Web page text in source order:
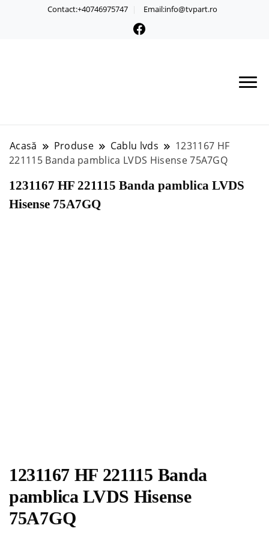
Contact:+40746975747 Email:info@tvpart.ro
Acasă Produse Cablu lvds
1231167 HF
221115 Banda pamblica LVDS Hisense 75A7GQ
1231167 HF 221115 Banda pamblica LVDS
Hisense 75A7GQ
1231167 HF 221115 Banda
pamblica LVDS Hisense
75A7GQ